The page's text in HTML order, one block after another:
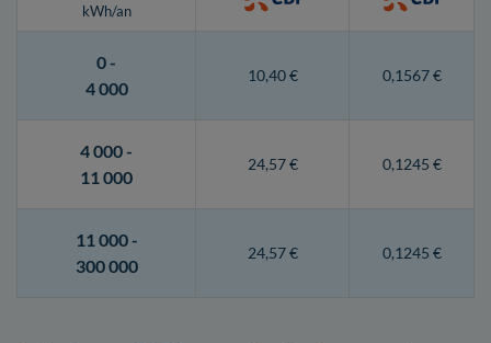
kWh/an
0 -
4 000
10,40 € 0,1567 €
4 000 -
11 000
24,57 € 0,1245 €
11 000 -
300 000
24,57 € 0,1245 €